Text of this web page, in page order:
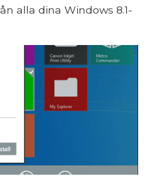
alla dina Windows 8.1-